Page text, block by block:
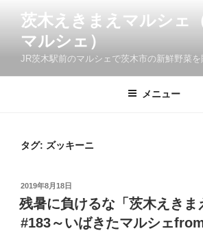
茨木えきまえマルシェ
マルシェ）
JR茨木駅前のマルシェで茨木市の新鮮野菜を
メニュー
タグ: ズッキーニ
投
稿
日:
2019年8月18日
残暑に負けるな「茨木えきま
#183～いばきたマルシェ